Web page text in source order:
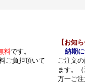
料です。
ご負担頂いて
【お知
納期
ご注文
ます。
万一ご